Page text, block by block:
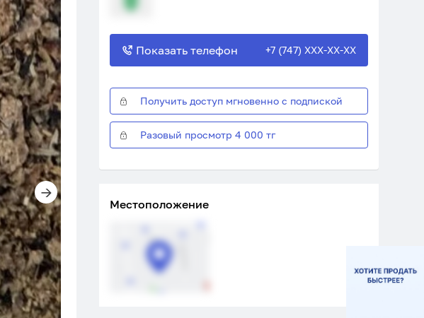
Показать телефон +7 (747) XXX-XX-XX
Получить доступ мгновенно с подпиской
Разовый просмотр 4 000 тг
Местоположение